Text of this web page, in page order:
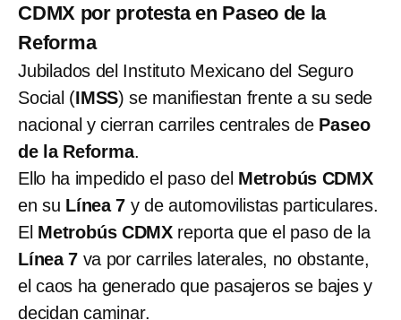
CDMX por protesta en Paseo de la
Reforma
Jubilados del Instituto Mexicano del Seguro
Social (IMSS) se manifiestan frente a su sede
nacional y cierran carriles centrales de Paseo
de la Reforma.
Ello ha impedido el paso del Metrobús CDMX
en su Línea 7 y de automovilistas particulares.
El Metrobús CDMX reporta que el paso de la
Línea 7 va por carriles laterales, no obstante,
el caos ha generado que pasajeros se bajes y
decidan caminar.